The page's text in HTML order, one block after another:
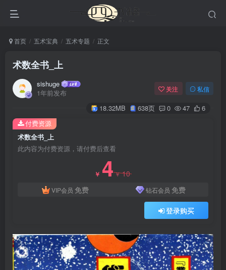
首页 五术宝典 五术专题 正文
术数全书_上
sishuge
1年前发布
关注 私信
18.32MB 638页 0 47 6
术数全书_上
此内容为付费资源，请付费后查看
￥ 4￥10
VIP会员 免费 钻石会员 免费
登录购买
付费资源